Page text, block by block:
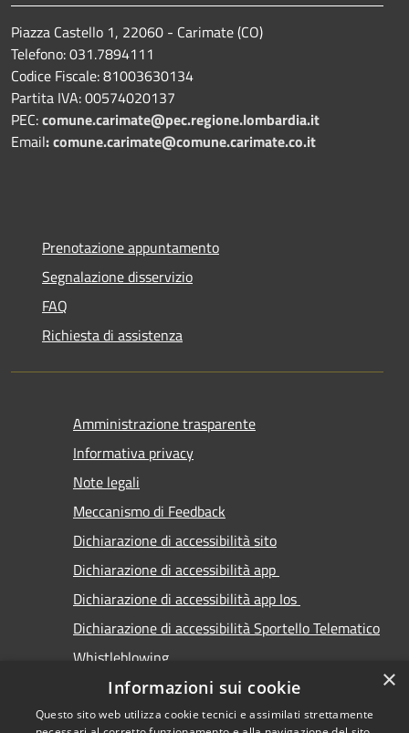
Piazza Castello 1, 22060 - Carimate (CO)
Telefono: 031.7894111
Codice Fiscale: 81003630134
Partita IVA: 00574020137
PEC:comune.carimate@pec.regione.lombardia.it
Email:comune.carimate@comune.carimate.co.it
Prenotazione appuntamento
Segnalazione disservizio
FAQ
Richiesta di assistenza
Amministrazione trasparente
Informativa privacy
Note legali
Meccanismo di Feedback
Dichiarazione di accessibilità sito
Dichiarazione di accessibilità app
Dichiarazione di accessibilità app Ios
Dichiarazione di accessibilità Sportello Telematico
Whistleblowing
×
Informazioni sui cookie
Questo sito web utilizza cookie tecnici e assimilati strettamente